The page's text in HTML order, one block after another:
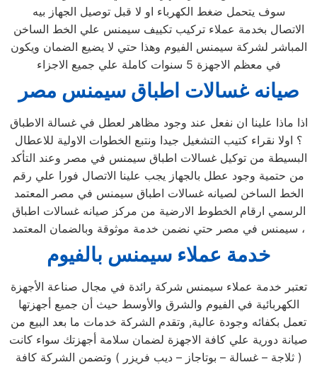
سوف يتحمل ضغط الكهرباء او لا قبل توصيل الجهاز بيه
الاتصال بخدمة عملاء تركيب تكييف سيمنس علي الخط الساخن
المباشر لشركة سيمنس الفيوم وهذا حتي لا يضيع الضمان ويكون
في معظم الاجهزة 5 سنوات كاملة علي جميع الاجزاء
صيانه غسالات اطباق سيمنس مصر
اذا ماذا علينا ان نفعل عند وجود مظاهر لعطل في غسالة الاطباق
؟ اولا نقراء كتيب التشغيل جيدا ونتبع الخطوات الاولية للاعطال
البسيطة من توكيل غسالات اطباق سيمنس في مصر وعند التأكد
من حتمية وجود عطل بالجهاز يجب علينا الاتصال فورا علي رقم
الخط الساخن لصيانه غسالات اطباق سيمنس في مصر المعتمد
الرسمي ارقام الخطوط الارضية من مركز صيانه غسالات اطباق
سيمنس في مصر حتي نضمن خدمة موثوقة وبالضمان المعتمد ،
خدمة عملاء سيمنس بالفيوم
تعتبر خدمة عملاء سيمنس شركة رائدة في مجال صناعة الأجهزة
الكهربائية في الفيوم والشرق والأوسط حيث أن جميع أجهزتها
تعمل بكفائه وجودة عالية, وتقدم الشركة خدمات ما بعد البيع من
صيانة دورية علي كافة الاجهزة لضمان سلامة أجهزتك سواء كانت
( ثلاجة – غسالة – بوتاجاز – ديب فريزر ) وتضمن الشركة كافة